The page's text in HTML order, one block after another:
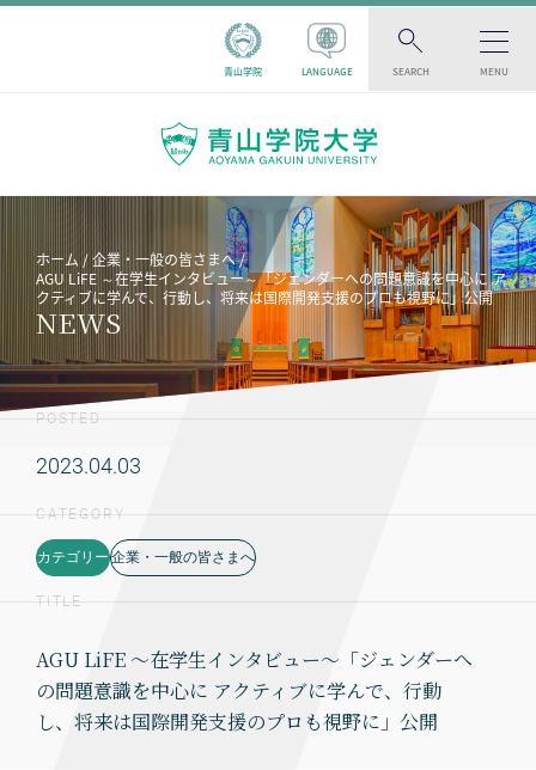
青山学院 LANGUAGE SEARCH MENU
ホーム
企業・一般の皆さまへ
AGU LiFE ～在学生インタビュー～「ジェンダーへの問題意識を中心に ア
クティブに学んで、行動し、将来は国際開発支援のプロも視野に」公開
NEWS
POSTED
2023.04.03
CATEGORY
カテゴリー 企業・一般の皆さまへ
TITLE
AGU LiFE ～在学生インタビュー～「ジェンダーへ
の問題意識を中心に アクティブに学んで、行動
し、将来は国際開発支援のプロも視野に」公開